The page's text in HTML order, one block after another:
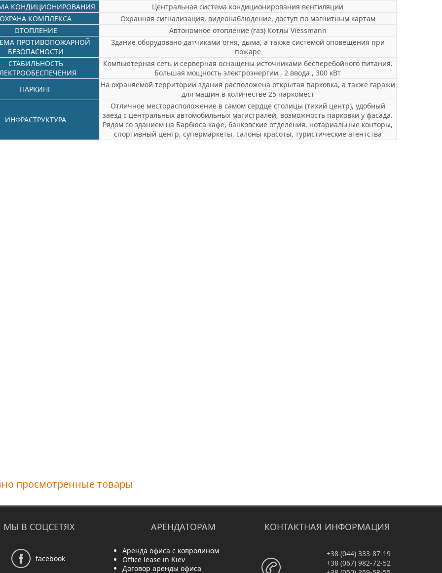
КОНДИЦИОНИРОВАНИЯ
Центральная система кондиционирования вентиляции
ОХРАНА КОМПЛЕКСА
Охранная сигнализация, видеонаблюдение, доступ по магнитным картам
ОТОПЛЕНИЕ
Автономное отопление (газ) Котлы Viessmann
ПРОТИВОПОЖАРНОЙ
БЕЗОПАСНОСТИ
Здание оборудовано датчиками огня, дыма, а также системой оповещения при
пожаре
СТАБИЛЬНОСТЬ
Компьютерная сеть и серверная оснащены источниками бесперебойного питания.
Большая мощность электроэнергии , 2 ввода , 300 кВт
ПАРКИНГ
На охраняемой территории здания расположена открытая парковка, а также гаражи
для машин в количестве 25 паркомест
ИНФРАСТРУКТУРА
Отличное месторасположение в самом сердце столицы (тихий центр), удобный
заезд с центральных автомобильных магистралей, возможность парковки у фасада.
Рядом со зданием на Барбюса кафе, банковские отделения, нотариальные конторы,
спортивный центр, супермаркеты, салоны красоты, туристические агентства
просмотренные товары
МЫ В СОЦСЕТЯХ
facebook
АРЕНДАТОРАМ
Аренда офиса с ковролином
Office lease in Kiev
Договор аренды офиса
КОНТАКТНАЯ ИНФОРМАЦИЯ
+38 (044) 333-87-19
+38 (067) 982-72-52